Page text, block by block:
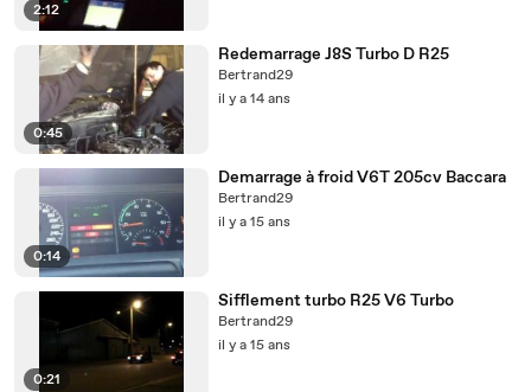
2:12
0:45
Redemarrage J8S Turbo D R25
Bertrand29
il y a 14 ans
0:14
Demarrage à froid V6T 205cv Baccara
Bertrand29
il y a 15 ans
0:21
Sifflement turbo R25 V6 Turbo
Bertrand29
il y a 15 ans